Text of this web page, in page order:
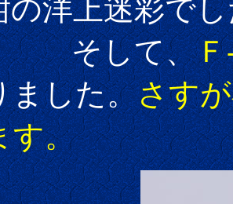
の洋上迷彩で
て、
ました。さす
す。